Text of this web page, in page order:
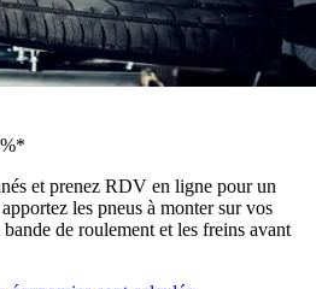
et prenez RDV en ligne pour un
les pneus à monter sur vos
de roulement et les freins avant